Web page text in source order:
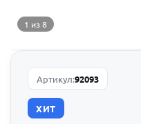
1 из 8
Артикул:92093
ХИТ